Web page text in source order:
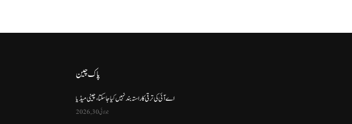
پاک چین
اے آئی کی ترقی کا راستہ بند نہیں کیا جا سکتا، چینی میڈیا
جولائی 30, 2026